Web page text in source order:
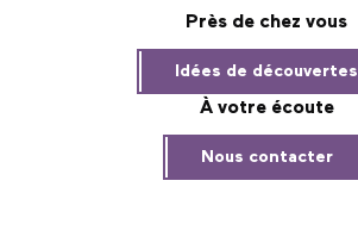
Près de chez vous
Idées de découvertes
À votre écoute
Nous contacter